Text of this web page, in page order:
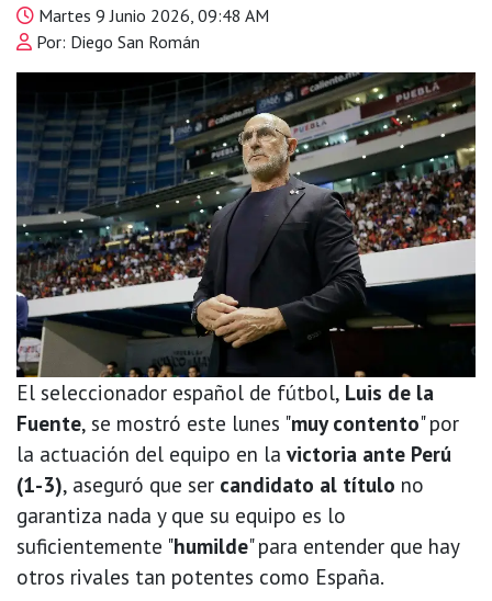
Martes 9 Junio 2026, 09:48 AM
Por: Diego San Román
El seleccionador español de fútbol, Luis de la
Fuente, se mostró este lunes "muy contento" por
la actuación del equipo en la victoria ante Perú
(1-3), aseguró que ser candidato al título no
garantiza nada y que su equipo es lo
suficientemente "humilde" para entender que hay
otros rivales tan potentes como España.